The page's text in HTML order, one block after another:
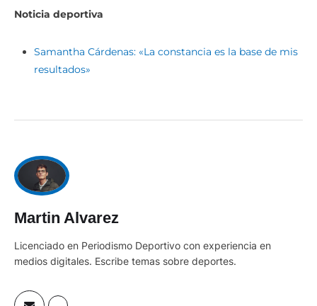
Noticia deportiva
Samantha Cárdenas: «La constancia es la base de mis
resultados»
Martin Alvarez
Licenciado en Periodismo Deportivo con experiencia en
medios digitales. Escribe temas sobre deportes.